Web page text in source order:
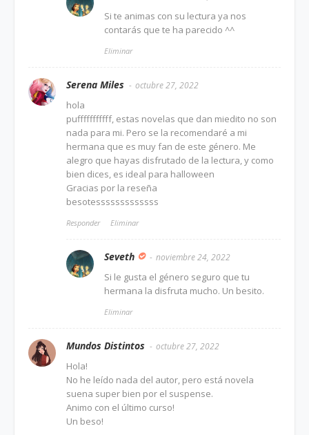
Si te animas con su lectura ya nos
contarás que te ha parecido ^^
Eliminar
Serena Miles octubre 27, 2022
hola
pufffffffffff, estas novelas que dan miedito no son
nada para mi. Pero se la recomendaré a mi
hermana que es muy fan de este género. Me
alegro que hayas disfrutado de la lectura, y como
bien dices, es ideal para halloween
Gracias por la reseña
besotesssssssssssss
Responder Eliminar
Seveth noviembre 24, 2022
Si le gusta el género seguro que tu
hermana la disfruta mucho. Un besito.
Eliminar
Mundos Distintos octubre 27, 2022
Hola!
No he leído nada del autor, pero está novela
suena super bien por el suspense.
Animo con el último curso!
Un beso!